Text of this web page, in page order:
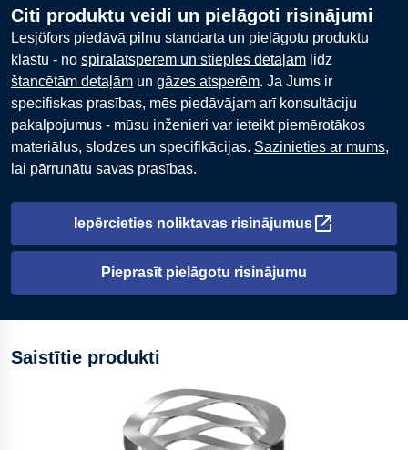
Citi produktu veidi un pielāgoti risinājumi
Lesjöfors piedāvā pilnu standarta un pielāgotu produktu
klāstu - no spirālatsperēm un stieples detaļām lidz
štancētām detaļām un gāzes atsperēm. Ja Jums ir
specifiskas prasības, mēs piedāvājam arī konsultāciju
pakalpojumus - mūsu inženieri var ieteikt piemērotākos
materiālus, slodzes un specifikācijas. Sazinieties ar mums,
lai pārrunātu savas prasības.
Iepērcieties noliktavas risinājumus
Atveras jaunā cilnē
Pieprasīt pielāgotu risinājumu
Saistītie produkti